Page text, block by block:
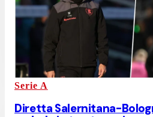
Serie A
Diretta Salernitana-